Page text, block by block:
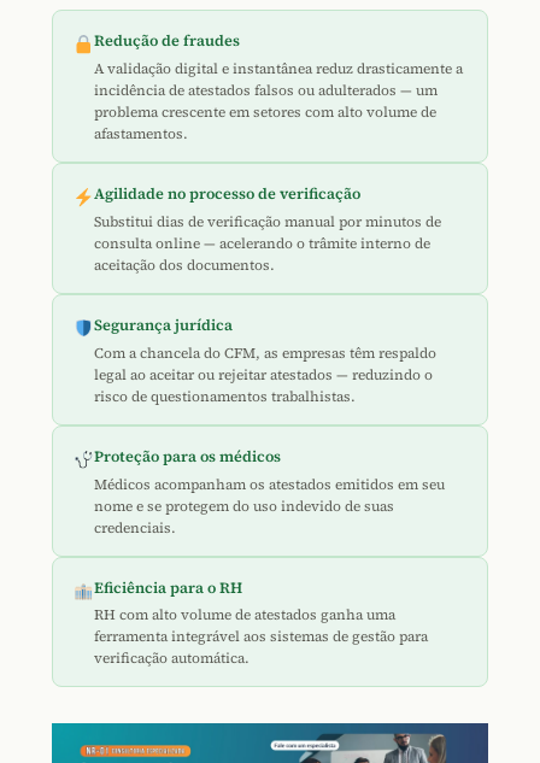
Redução de fraudes
A validação digital e instantânea reduz drasticamente a
incidência de atestados falsos ou adulterados — um
problema crescente em setores com alto volume de
afastamentos.
Agilidade no processo de verificação
Substitui dias de verificação manual por minutos de
consulta online — acelerando o trâmite interno de
aceitação dos documentos.
Segurança jurídica
Com a chancela do CFM, as empresas têm respaldo
legal ao aceitar ou rejeitar atestados — reduzindo o
risco de questionamentos trabalhistas.
Proteção para os médicos
Médicos acompanham os atestados emitidos em seu
nome e se protegem do uso indevido de suas
credenciais.
Eficiência para o RH
RH com alto volume de atestados ganha uma
ferramenta integrável aos sistemas de gestão para
verificação automática.